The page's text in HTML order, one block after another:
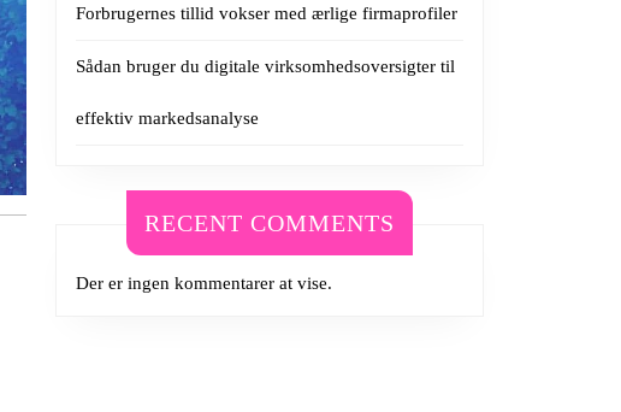
Forbrugernes tillid vokser med ærlige firmaprofiler
Sådan bruger du digitale virksomhedsoversigter til
effektiv markedsanalyse
RECENT COMMENTS
Der er ingen kommentarer at vise.